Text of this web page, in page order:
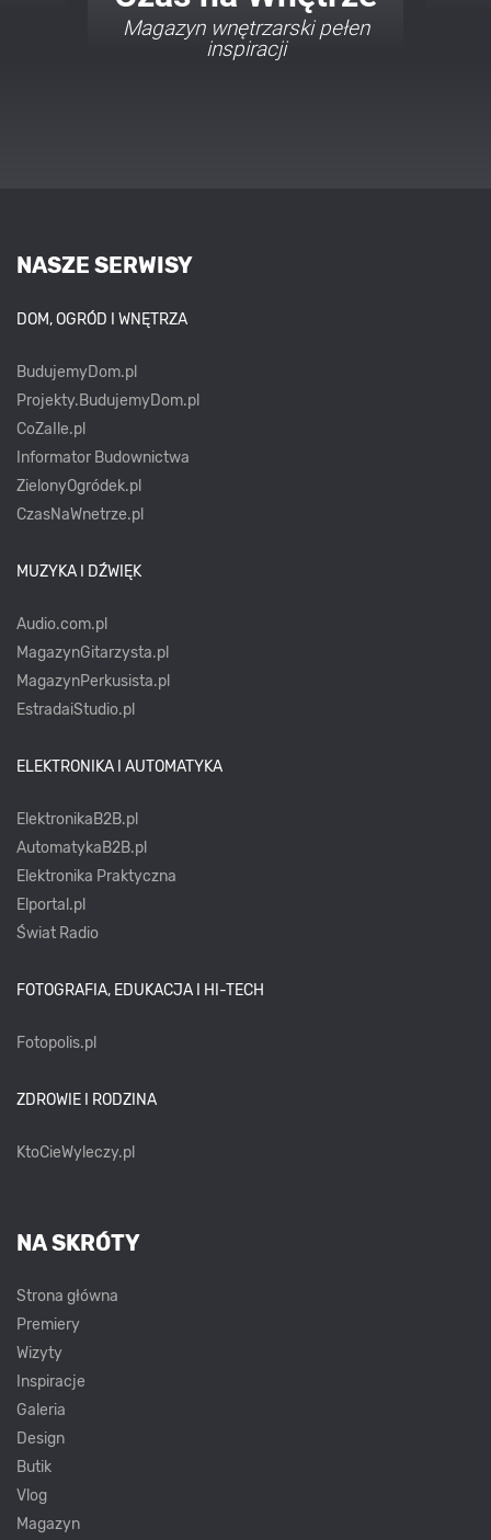
Porady i inspiracje w
najmodniejszych stylach
NASZE SERWISY
DOM, OGRÓD I WNĘTRZA
BudujemyDom.pl
Projekty.BudujemyDom.pl
CoZaIle.pl
Informator Budownictwa
ZielonyOgródek.pl
CzasNaWnetrze.pl
MUZYKA I DŹWIĘK
Audio.com.pl
MagazynGitarzysta.pl
MagazynPerkusista.pl
EstradaiStudio.pl
ELEKTRONIKA I AUTOMATYKA
ElektronikaB2B.pl
AutomatykaB2B.pl
Elektronika Praktyczna
Elportal.pl
Świat Radio
FOTOGRAFIA, EDUKACJA I HI-TECH
Fotopolis.pl
ZDROWIE I RODZINA
KtoCieWyleczy.pl
NA SKRÓTY
Strona główna
Premiery
Wizyty
Inspiracje
Galeria
Design
Butik
Vlog
Magazyn